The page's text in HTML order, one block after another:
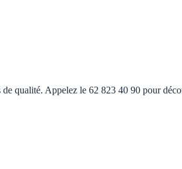
qualité. Appelez le 62 823 40 90 pour